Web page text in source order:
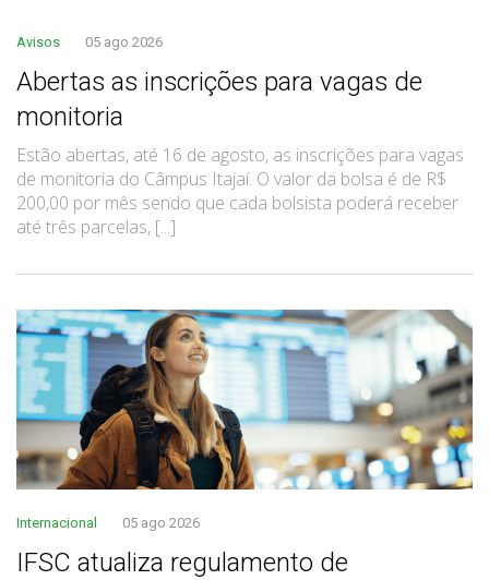
Avisos 05 ago 2026
Abertas as inscrições para vagas de
monitoria
Estão abertas, até 16 de agosto, as inscrições para vagas
de monitoria do Câmpus Itajaí. O valor da bolsa é de R$
200,00 por mês sendo que cada bolsista poderá receber
até três parcelas, [...]
Internacional 05 ago 2026
IFSC atualiza regulamento de